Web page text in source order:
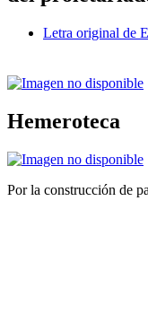
Letra original de
Hemeroteca
Por la construcción de